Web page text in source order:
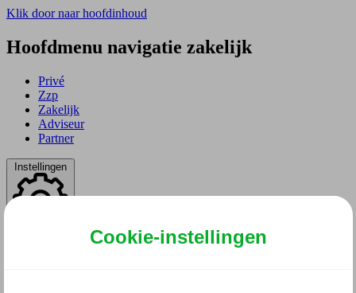
Klik door naar hoofdinhoud
Hoofdmenu navigatie zakelijk
Privé
Zzp
Zakelijk
Adviseur
Partner
Instellingen
Dyslexie lettertypeCookie-instellingen